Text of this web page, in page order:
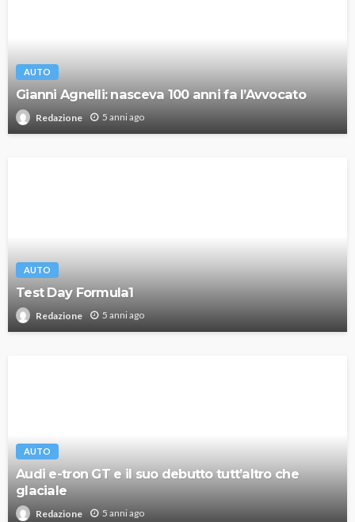
AUTO
Gianni Agnelli: nasceva 100 anni fa l’Avvocato
Redazione 5 anni ago
AUTO
Test Day Formula1
Redazione 5 anni ago
AUTO
Audi e-tron GT e il suo debutto tutt’altro che
glaciale
Redazione 5 anni ago